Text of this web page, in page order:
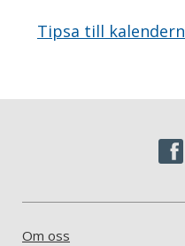
Tipsa till kalendern
Om oss